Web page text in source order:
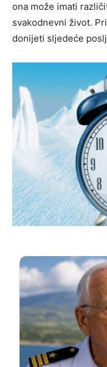
ona može imati
svakodnevni život.
donijeti sljedeće